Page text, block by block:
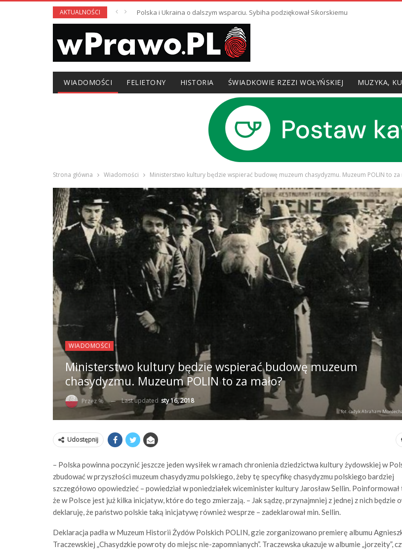
AKTUALNOŚCI Polska i Ukraina o dalszym wsparciu. Sybiha podziękował Sikorskiemu
WIADOMOŚCI FELIETONY HISTORIA ŚWIADKOWIE RZEZI WOŁYŃSKIEJ MUZYKA,
Strona główna Wiadomości Ministerstwo kultury będzie wspierać budowę muzeum chasydyzmu. Muzeum POLIN to za
WIADOMOŚCI
Ministerstwo kultury będzie wspierać budowę muzeum
chasydyzmu. Muzeum POLIN to za mało?
Przez % Last updated sty 16, 2018
fot. cadyk Abraham
Udostępnij
– Polska powinna poczynić jeszcze jeden wysiłek w ramach chronienia dziedzictwa kultury żydowskiej w
zbudować w przyszłości muzeum chasydyzmu polskiego, żeby tę specyfikę chasydyzmu polskiego bardziej
szczegółowo opowiedzieć – powiedział w poniedziałek wiceminister kultury Jarosław Sellin. Poinformował
że w Polsce jest już kilka inicjatyw, które do tego zmierzają. – Jak sądzę, przynajmniej z jednej z nich będzie
deklaruję, że państwo polskie taką inicjatywę również wesprze – zadeklarował min. Sellin.
Deklaracja padła w Muzeum Historii Żydów Polskich POLIN, gzie zorganizowano premierę albumu
Traczewskiej „Chasydzkie powroty do miejsc nie-zapomnianych”. Traczewska ukazuje w albumie „jorzeity”,